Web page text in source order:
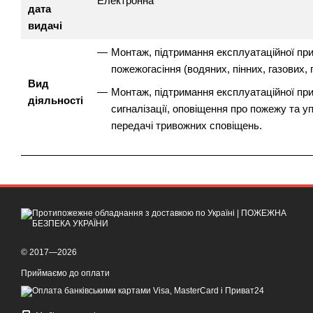
дата
видачі
Вид
діяльності
Монтаж, підтримання експлуатаційної
пожежогасіння (водяних, пінних,
Монтаж, підтримання експлуатаційної
сигналізації, оповіщення про пожежу та
передачі тривожних сповіщень.
© 2017—2026
Приймаємо до оплати